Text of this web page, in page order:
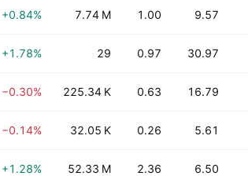
+0.84% 7.74 M 1.00 9.57
+1.78% 29 0.97 30.97
−0.30% 225.34 K 0.63 16.79
−0.14% 32.05 K 0.26 5.61
+1.28% 52.33 M 2.36 6.50